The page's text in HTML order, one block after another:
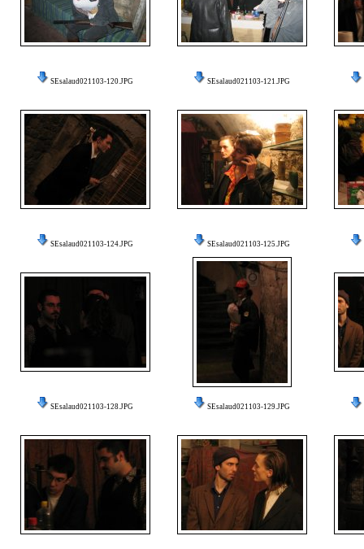
SEsalaud021103-120.JPG SEsalaud021103-121.JPG
SEsalaud021103-124.JPG SEsalaud021103-125.JPG
SEsalaud021103-128.JPG SEsalaud021103-129.JPG